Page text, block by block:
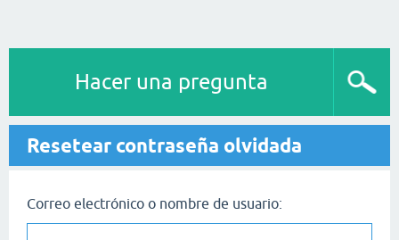
Hacer una pregunta
Resetear contraseña olvidada
Correo electrónico o nombre de usuario: